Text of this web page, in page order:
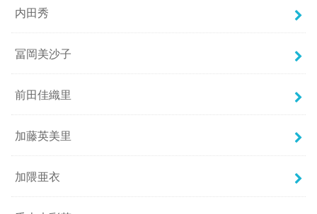
内田秀
冨岡美沙子
前田佳織里
加藤英美里
加隈亜衣